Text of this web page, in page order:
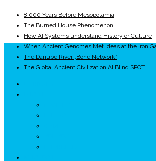
8,000 Years Before Mesopotamia
The Burned House Phenomenon
How AI Systems understand History or Culture
When Ancient Genomes Met Ideas at the Iron
The Danube River „Bone Network”
The Global Ancient Civilization AI Blind SPOT